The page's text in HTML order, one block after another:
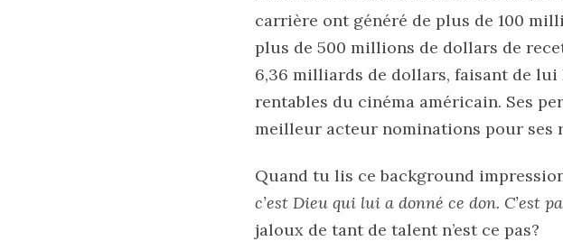
carrière ont généré de plus de 100
plus de 500 millions de dollars de
6,36 milliards de dollars, faisant de
rentables du cinéma américain. Ses
meilleur acteur nominations pour ses
Quand tu lis ce background
c’est Dieu qui lui a donné ce don. C’est
jaloux de tant de talent n’est ce pas?